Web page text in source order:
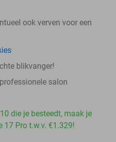
ook verven voor een
blikvanger!
salon
die je besteedt, maak je
17 Pro t.w.v. €1.329!